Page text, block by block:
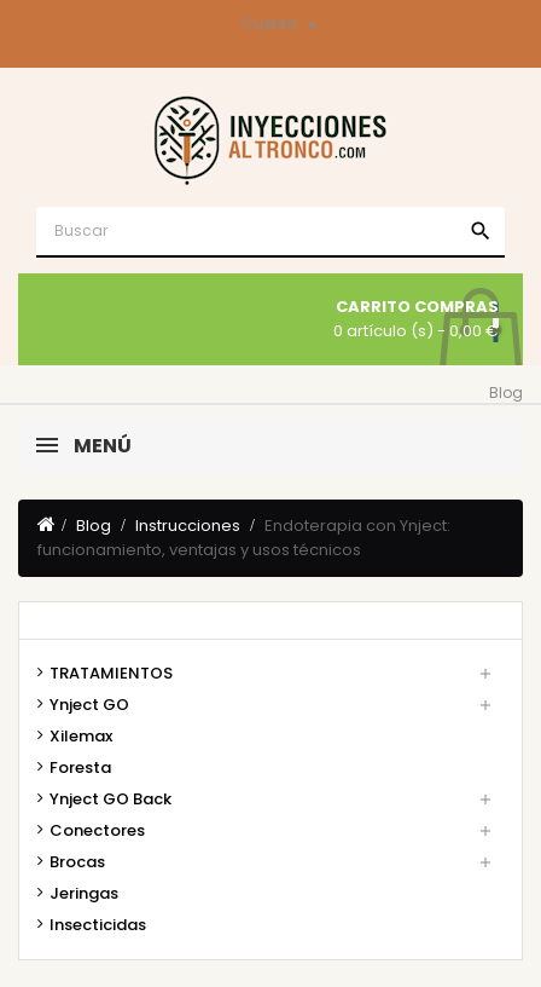
Cuenta 
search
CARRITO COMPRAS
0 artículo (s) - 0,00 €
Blog
MENÚ
Blog Instrucciones
Endoterapia con Ynject:
funcionamiento, ventajas y usos técnicos
TRATAMIENTOS 
Ynject GO 
Xilemax
Foresta
Ynject GO Back

Conectores 
Brocas 
Jeringas
Insecticidas